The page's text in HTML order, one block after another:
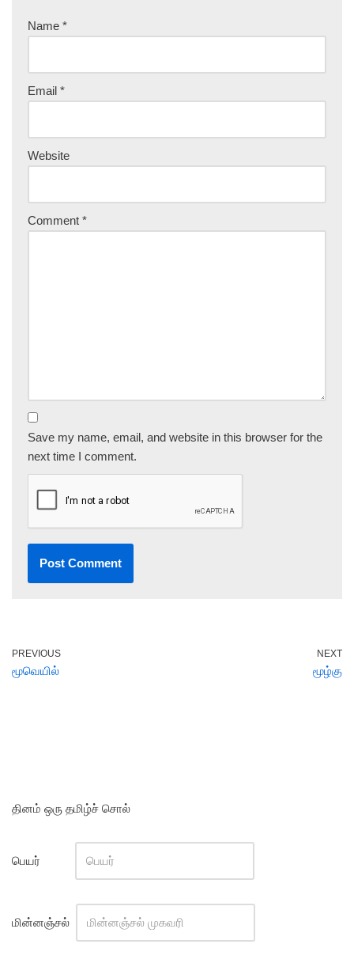
Name *
Email *
Website
Comment *
Save my name, email, and website in this browser for the
next time I comment.
PREVIOUS
மூவெயில்
NEXT
மூழ்கு
தினம் ஒரு தமிழ்ச் சொல்
பெயர்
மின்னஞ்சல்